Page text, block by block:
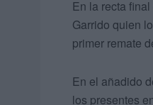
En la recta
Garrido quien
primer remate
En el añadido
los presentes